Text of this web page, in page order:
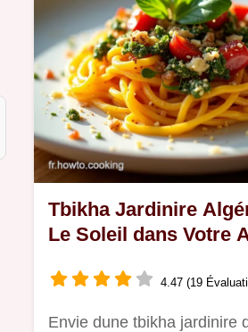
Tbikha Jardinire
Le Soleil dans Votre
4.47 (19
Envie dune tbikha jardinire